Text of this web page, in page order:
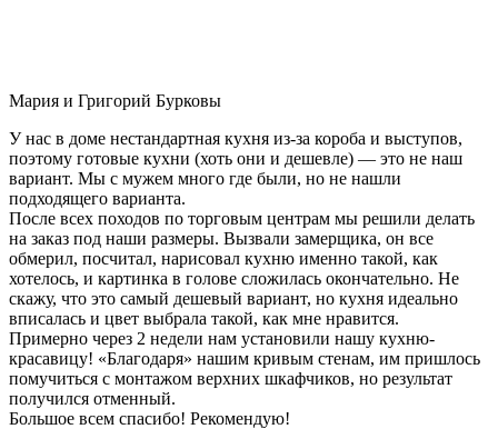
Мария и Григорий Бурковы
У нас в доме нестандартная кухня из-за короба и выступов,
поэтому готовые кухни (хоть они и дешевле) — это не наш
вариант. Мы с мужем много где были, но не нашли
подходящего варианта.
После всех походов по торговым центрам мы решили делать
на заказ под наши размеры. Вызвали замерщика, он все
обмерил, посчитал, нарисовал кухню именно такой, как
хотелось, и картинка в голове сложилась окончательно. Не
скажу, что это самый дешевый вариант, но кухня идеально
вписалась и цвет выбрала такой, как мне нравится.
Примерно через 2 недели нам установили нашу кухню-
красавицу! «Благодаря» нашим кривым стенам, им пришлось
помучиться с монтажом верхних шкафчиков, но результат
получился отменный.
Большое всем спасибо! Рекомендую!